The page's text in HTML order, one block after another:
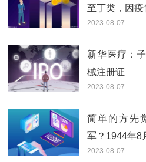
至丁类，因
2023-08-07
新华医疗：
械注册证
2023-08-07
简单的方先
军？1944年8
2023-08-07